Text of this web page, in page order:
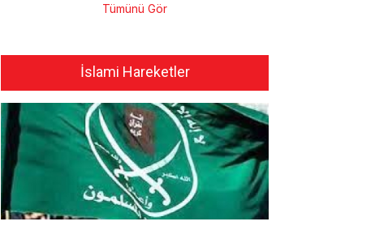
Adem Ceylan: İslamcılar
dönüştürücü bir etki
üretebilecek en önemli fikrî
Prof. Dr. Mustafa Tekin:
İslamcılık gerilemenin
İslam’da değil müslümanlarda
Tümünü Gör
İslami Hareketler